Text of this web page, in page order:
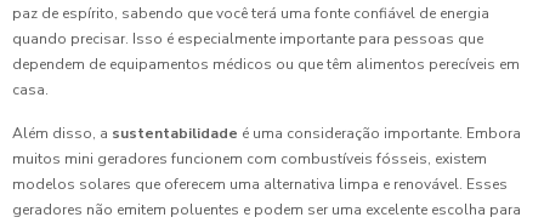
paz de espírito, sabendo que você terá uma fonte confiável de energia
quando precisar. Isso é especialmente importante para pessoas que
dependem de equipamentos médicos ou que têm alimentos perecíveis em
casa.
Além disso, a sustentabilidade é uma consideração importante. Embora
muitos mini geradores funcionem com combustíveis fósseis, existem
modelos solares que oferecem uma alternativa limpa e renovável. Esses
geradores não emitem poluentes e podem ser uma excelente escolha para